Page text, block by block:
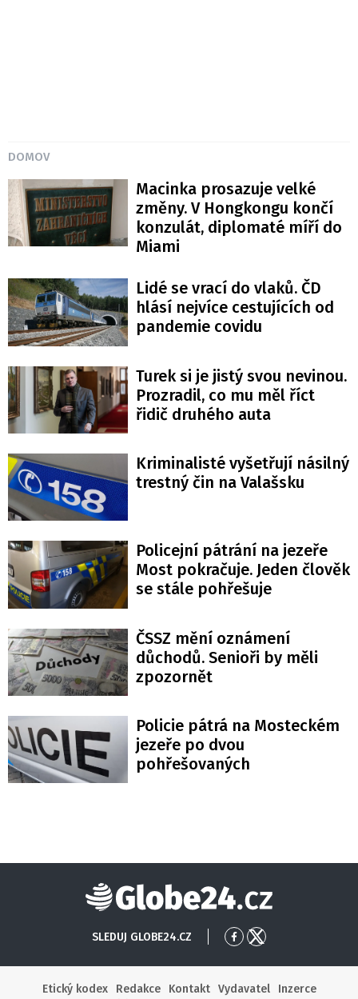
DOMOV
Macinka prosazuje velké
změny. V Hongkongu končí
konzulát, diplomaté míří do
Miami
Lidé se vrací do vlaků. ČD
hlásí nejvíce cestujících od
pandemie covidu
Turek si je jistý svou nevinou.
Prozradil, co mu měl říct
řidič druhého auta
Kriminalisté vyšetřují násilný
trestný čin na Valašsku
Policejní pátrání na jezeře
Most pokračuje. Jeden člověk
se stále pohřešuje
ČSSZ mění oznámení
důchodů. Senioři by měli
zpozornět
Policie pátrá na Mosteckém
jezeře po dvou
pohřešovaných
Globe24
SLEDUJ GLOBE24.CZ
Přejít
Facebook
Přejít
X
Etický kodex
Redakce Kontakt Vydavatel
Inzerce